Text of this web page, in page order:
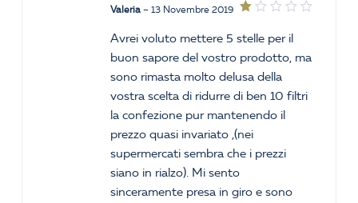
1
su
5
Valeria – 13 Novembre 2019
Avrei voluto mettere 5 stelle per il
buon sapore del vostro prodotto, ma
sono rimasta molto delusa della
vostra scelta di ridurre di ben 10 filtri
la confezione pur mantenendo il
prezzo quasi invariato ,(nei
supermercati sembra che i prezzi
siano in rialzo). Mi sento
sinceramente presa in giro e sono